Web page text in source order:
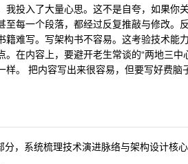
我投入了大量心思。这不是自夸，如果
至每一个段落，都经过反复推敲与修改。
籍难写。写架构书不容易。这考验技术能
在内容上，要避开老生常谈的“两地三中
样。 把内容写出来很容易，但要写好费
，系统梳理技术演进脉络与架构设计核心